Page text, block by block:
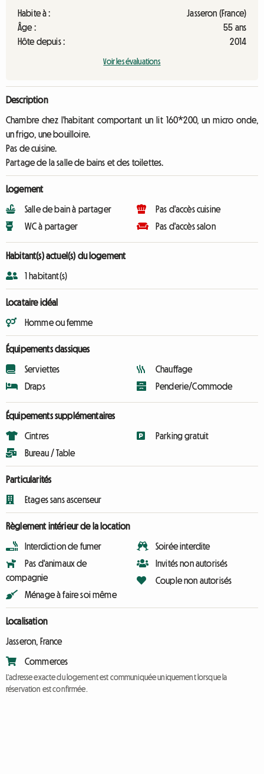
Habite à :
Jasseron (France)
Âge :
55 ans
Hôte depuis :
2014
Voir les évaluations
Description
Chambre chez l'habitant comportant un lit 160*200, un micro onde,
un frigo, une bouilloire.
Pas de cuisine.
Partage de la salle de bains et des toilettes.
Logement
Salle de bain à partager
WC à partager
Pas d'accès cuisine
Pas d'accès salon
Habitant(s) actuel(s) du logement
1 habitant(s)
Locataire idéal
Homme ou femme
Équipements classiques
Serviettes
Draps
Chauffage
Penderie/Commode
Équipements supplémentaires
Cintres
Bureau / Table
Parking gratuit
Particularités
Etages sans ascenseur
Règlement intérieur de la location
Interdiction de fumer
Pas d'animaux de
compagnie
Ménage à faire soi même
Soirée interdite
Invités non autorisés
Couple non autorisés
Localisation
Jasseron, France
Commerces
L'adresse exacte du logement est communiquée uniquement lorsque la
réservation est confirmée.